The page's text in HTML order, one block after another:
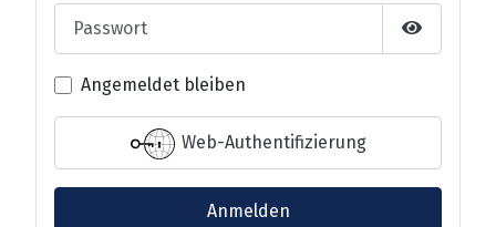
Passwort
Angemeldet bleiben
Web-Authentifizierung
Anmelden